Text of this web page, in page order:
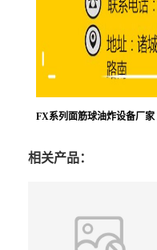
FX系列面筋球油炸设备厂家
相关产品：